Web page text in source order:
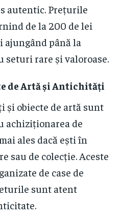
autentic. Prețurile
de la 200 de lei
până la
seturi rare și valoroase.
de Artă și Antichități
obiecte de artă sunt
achiziționarea de
ales dacă ești în
sau de colecție. Aceste
de case de
sunt atent